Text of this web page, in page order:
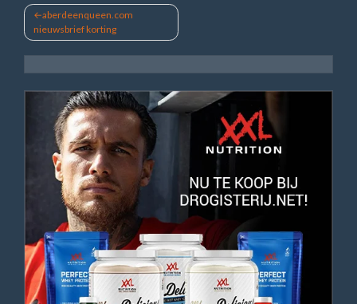
Bericht
navigatie
aberdeenqueen.com
nieuwsbrief korting